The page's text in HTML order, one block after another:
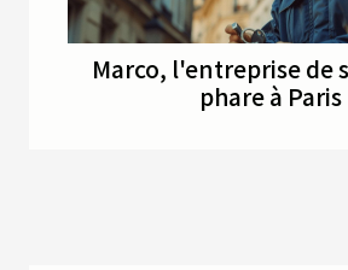
Marco, l'entreprise de
phare à Paris